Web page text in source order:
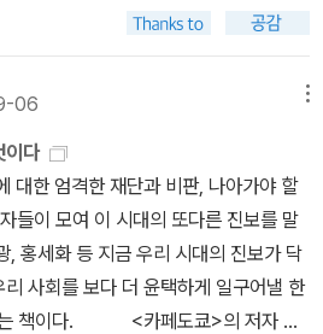
사랑에서는 다른 무엇에서든 거미가
에서>라는 시를 이야기한다. 틈이 생
람은 알겠지만 그 사랑이라는 것의 뒷
럽다. 그것은 마치 폐허의 공토에 모여
의 집회 현장을 바라보는 느낌과도 흡사
시인은 이 시를 매우 슬프다고 말한다.
를 데 없어서 눈물 겨울 지경이라고 말
두 손으로 받쳐들고 무중력 상태의 공중
기 위한 것이 아니라 느끼기 위한 것이
의 리뷰 (그렇게 한 편의 소설이 되었
에 입에서 입으로 전해지고, 종종 세대
단 종이에 적힌 이야기는 글이라는 틀
나오는 이야기는 화자가 얼마든지 변
로운 말하기의 매력을 느끼고, 거기에서
많은 것은 어쩌면 당연한 일인 것 같
의 이야기로 제인 오스틴의 <오만과 편
다. 늘 고맙습니다. 좋은 계절이에요!
;;;)
06
이다
대한 엄격한 재단과 비판, 나아가야 할
들이 모여 이 시대의 또다른 진보를 말
, 홍세화 등 지금 우리 시대의 진보가 닥
사회를 보다 더 윤택하게 일구어낼 한
는 책이다. <카페도쿄>의 저자 임